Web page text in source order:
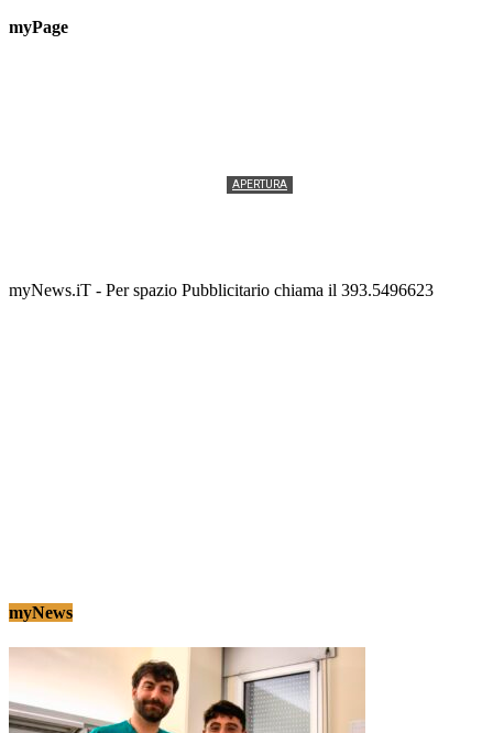
myPage
APERTURA
myNews.iT - Per spazio Pubblicitario chiama il 393.5496623
myNews